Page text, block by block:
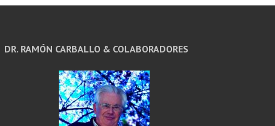
DR. RAMÓN CARBALLO & COLABORADORES